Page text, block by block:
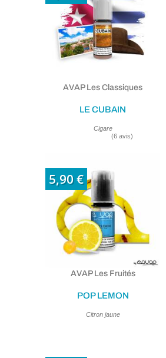
AVAP Les Classiques
LE CUBAIN
Cigare
5,90 €
AVAP Les Fruités
POP LEMON
Citron jaune